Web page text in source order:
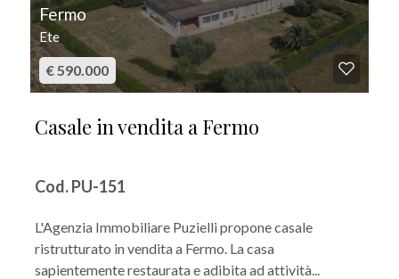
Fermo
Ete
€ 590.000
Casale in vendita a Fermo
Cod. PU-151
L'Agenzia Immobiliare Puzielli propone casale
ristrutturato in vendita a Fermo. La casa
sapientemente restaurata e adibita ad attività...